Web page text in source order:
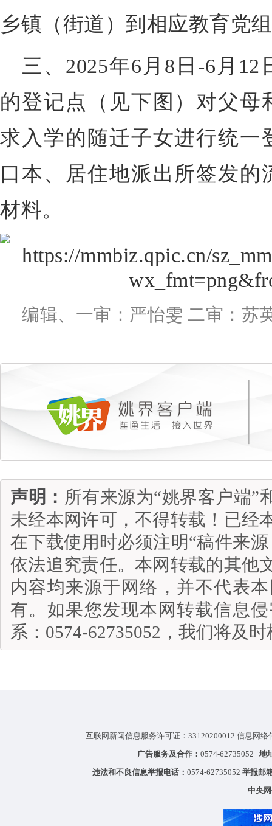
乡镇（街道）到相应教育党
三、2025年6月8日-6月
的登记点（见下图）对父母
求入学的随迁子女进行统一
口本、居住地派出所签发
材料。
编辑、一审：严怡雯 二审：苏
声明： 所有来源为“姚界客户端”
未经本网许可，不得转载！已经
在下载使用时必须注明“稿件来
依法追究责任。本网转载的其他
内容均来源于网络，并不代表
有。如果您发现本网转载信息
系：0574-62735052，我们将及
互联网新闻信息服务许可证：33120200012 信息网
广告服务及合作： 0574-62735052 地
违法和不良信息举报电话： 0574-62735052 举报邮
中央